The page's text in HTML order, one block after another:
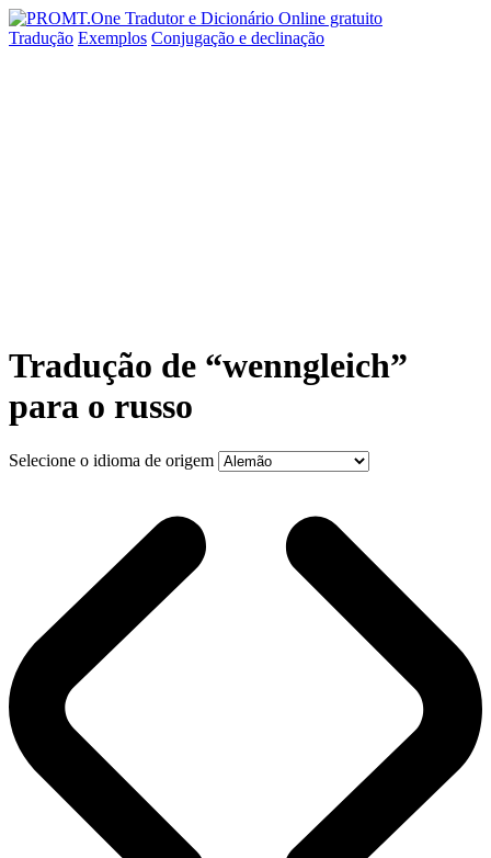
Tradução Exemplos Conjugação e declinação
Tradução de “wenngleich”
para o russo
Selecione o idioma de origem